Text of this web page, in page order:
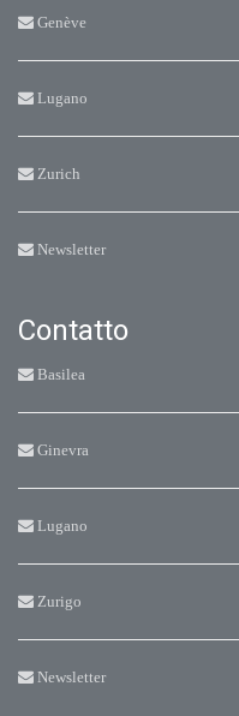
Genève
Lugano
Zurich
Newsletter
Contatto
Basilea
Ginevra
Lugano
Zurigo
Newsletter